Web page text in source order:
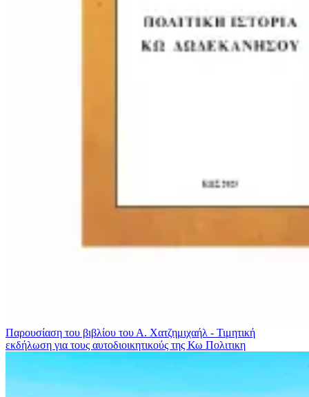
Παρουσίαση του βιβλίου του Α. Χατζημιχαήλ - Τιμητική
εκδήλωση για τους αυτοδιοικητικούς της Κω Πολιτικη